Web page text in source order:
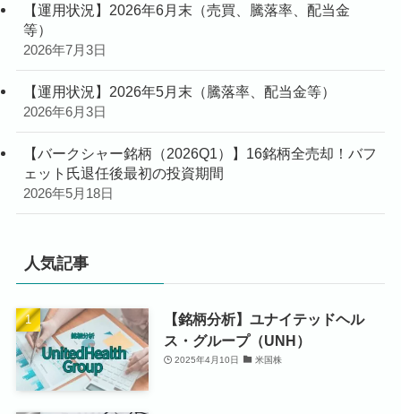
【運用状況】2026年6月末（売買、騰落率、配当金
等）
2026年7月3日
【運用状況】2026年5月末（騰落率、配当金等）
2026年6月3日
【バークシャー銘柄（2026Q1）】16銘柄全売却！バフ
ェット氏退任後最初の投資期間
2026年5月18日
人気記事
【銘柄分析】ユナイテッドヘル
ス・グループ（UNH）
2025年4月10日 米国株